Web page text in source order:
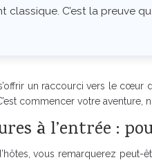
classique. C’est la preuve
un raccourci vers le
commencer votre aventure,
à l’entrée :
vous remarquerez